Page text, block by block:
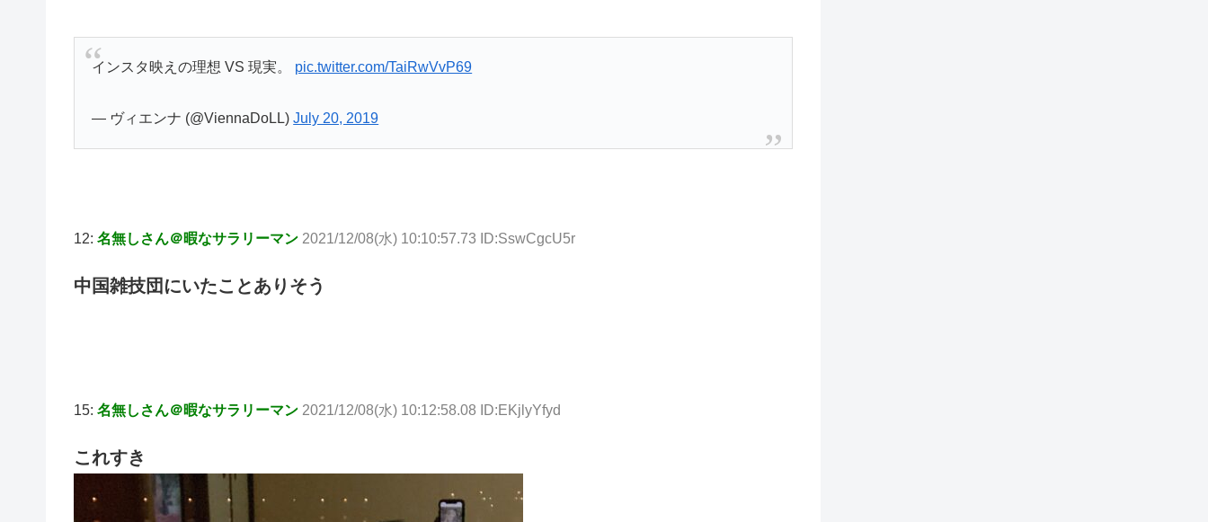
インスタ映えの理想 VS 現実。 pic.twitter.com/TaiRwVvP69
— ヴィエンナ (@ViennaDoLL)July 20, 2019
12: 名無しさん＠暇なサラリーマン 2021/12/08(水) 10:10:57.73 ID:SswCgcU5r
中国雑技団にいたことありそう
15: 名無しさん＠暇なサラリーマン 2021/12/08(水) 10:12:58.08 ID:EKjlyYfyd
これすき